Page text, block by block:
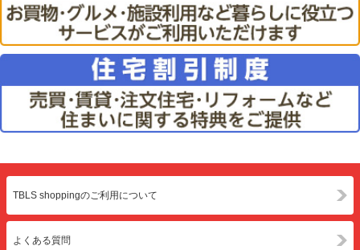
TBLS shoppingのご利用について
よくある質問